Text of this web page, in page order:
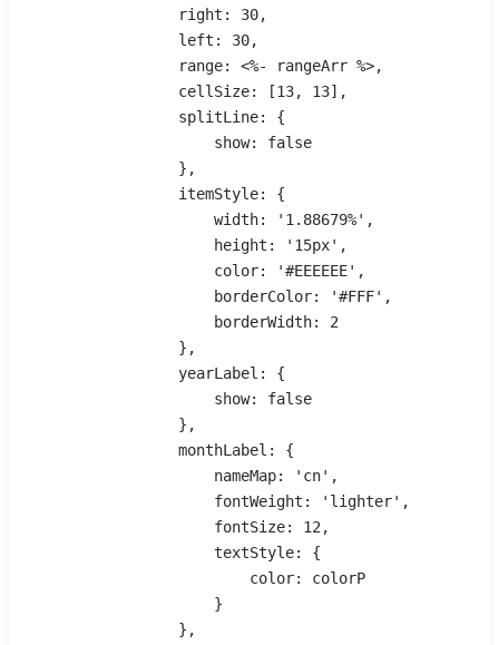
                right: 30,
                left: 30,
                range: <%- rangeArr %>,
                cellSize: [13, 13],
                splitLine: {
                    show: false
                },
                itemStyle: {
                    width: '1.88679%',
                    height: '15px',
                    color: '#EEEEEE',
                    borderColor: '#FFF',
                    borderWidth: 2
                },
                yearLabel: {
                    show: false
                },
                monthLabel: {
                    nameMap: 'cn',
                    fontWeight: 'lighter',
                    fontSize: 12,
                    textStyle: {
                        color: colorP
                    }
                },